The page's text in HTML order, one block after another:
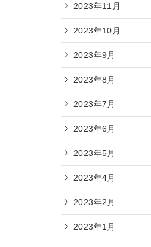
2023年11月
2023年10月
2023年9月
2023年8月
2023年7月
2023年6月
2023年5月
2023年4月
2023年2月
2023年1月